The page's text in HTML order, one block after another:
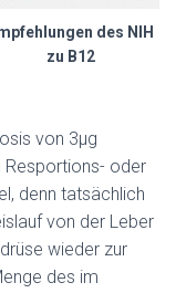
des NIH
zu B12
von 3µg
Resportions- oder
denn tatsächlich
von der Leber
wieder zur
des im